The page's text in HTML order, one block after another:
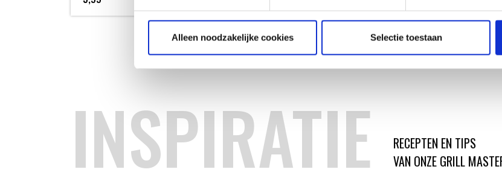
Alleen noodzakelijke cookies Selectie toestaan
INSPIRATIE
RECEPTEN EN TIPS
VAN ONZE GRILL